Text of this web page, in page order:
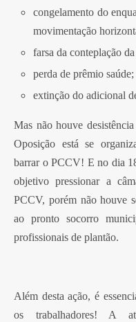
congelamento do
movimentação
farsa da conteplação
perda de prêmio saúde;
extinção do adicional
Mas não houve
Oposição está se
barrar o PCCV! E no dia
objetivo pressionar a
PCCV, porém não houve
ao pronto socorro
profissionais de plantão.
Além desta ação, é
os trabalhadores! A